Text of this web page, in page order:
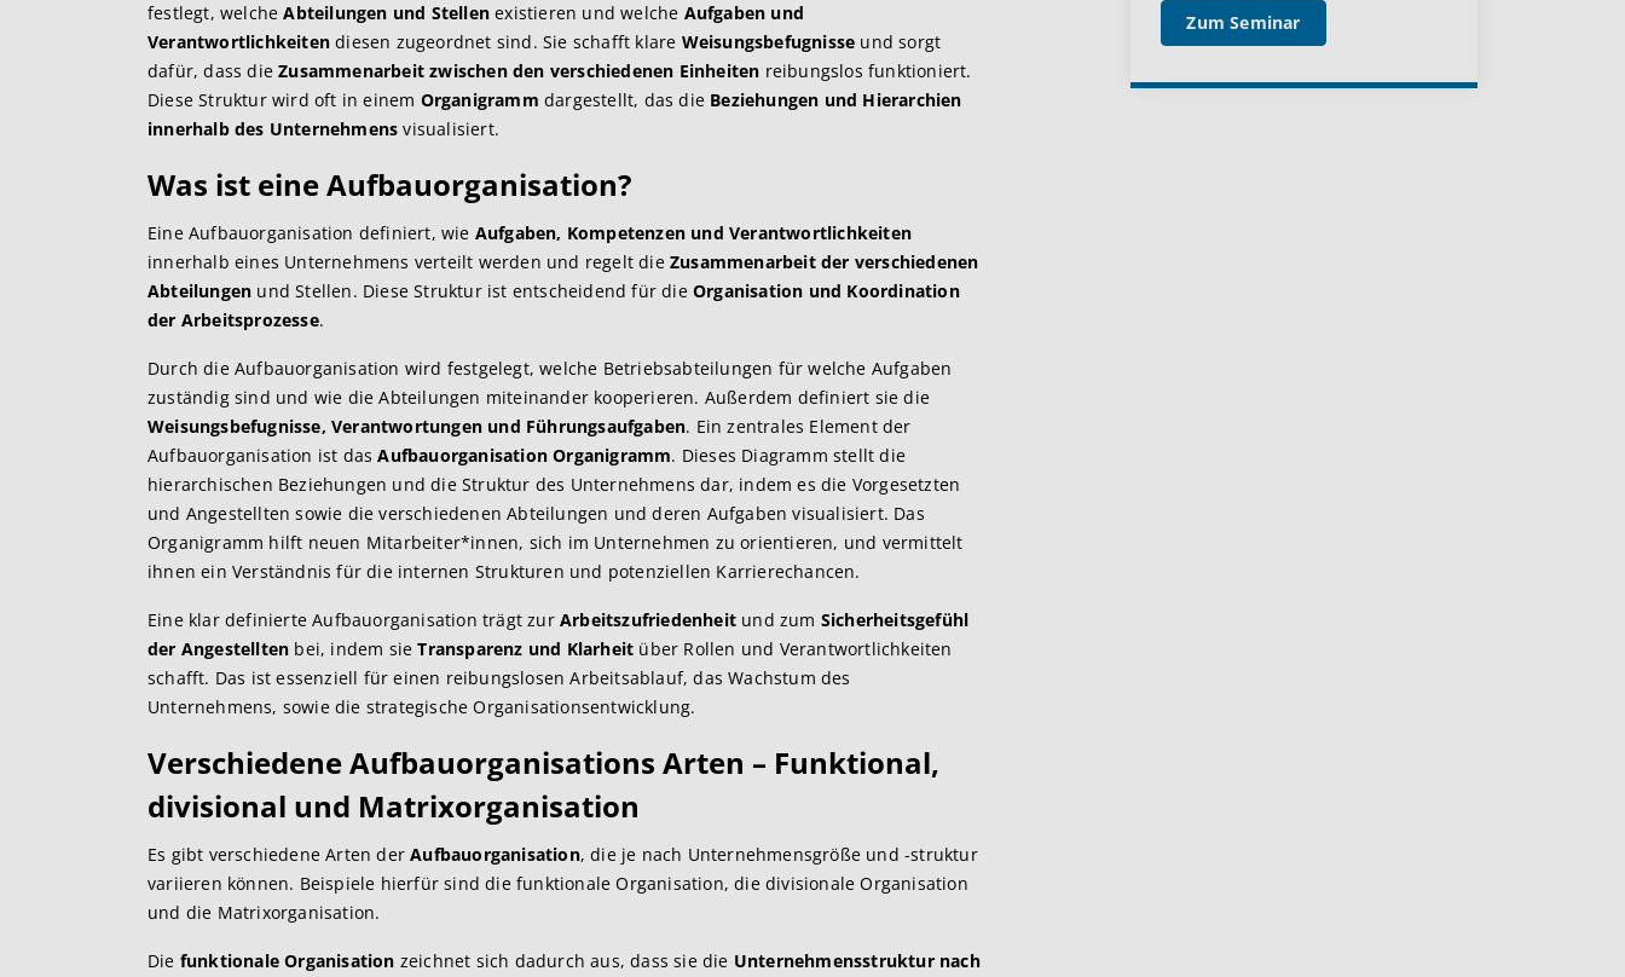
festlegt, welcheAbteilungen und Stellenexistieren und welche Aufgaben und
Verantwortlichkeiten diesen zugeordnet sind. Sie schafft klare Weisungsbefugnisse und sorgt
dafür, dass dieZusammenarbeit zwischen den verschiedenen Einheiten reibungslos funktioniert.
Diese Struktur wird oft in einem Organigramm dargestellt, das die Beziehungen und Hierarchien
innerhalb des Unternehmens visualisiert.
Was ist eine Aufbauorganisation?
Eine Aufbauorganisation definiert, wie Aufgaben, Kompetenzen und Verantwortlichkeiten
innerhalb eines Unternehmens verteilt werden und regelt dieZusammenarbeit der verschiedenen
Abteilungen und Stellen. Diese Struktur ist entscheidend für dieOrganisation und Koordination
der Arbeitsprozesse.
Durch die Aufbauorganisation wird festgelegt, welche Betriebsabteilungen für welche Aufgaben
zuständig sind und wie die Abteilungen miteinander kooperieren. Außerdem definiert sie die
Weisungsbefugnisse, Verantwortungen und Führungsaufgaben. Ein zentrales Element der
Aufbauorganisation ist dasAufbauorganisation Organigramm. Dieses Diagramm stellt die
hierarchischen Beziehungen und die Struktur des Unternehmens dar, indem es die Vorgesetzten
und Angestellten sowie die verschiedenen Abteilungen und deren Aufgaben visualisiert. Das
Organigramm hilft neuen Mitarbeiter*innen, sich im Unternehmen zu orientieren, und vermittelt
ihnen ein Verständnis für die internen Strukturen und potenziellen Karrierechancen.
Eine klar definierte Aufbauorganisation trägt zur Arbeitszufriedenheit und zum Sicherheitsgefühl
der Angestellten bei, indem sieTransparenz und Klarheit über Rollen und Verantwortlichkeiten
schafft. Das ist essenziell für einen reibungslosen Arbeitsablauf, das Wachstum des
Unternehmens, sowie die strategische Organisationsentwicklung.
Verschiedene Aufbauorganisations Arten – Funktional,
divisional und Matrixorganisation
Es gibt verschiedene Arten derAufbauorganisation, die je nach Unternehmensgröße und -struktur
variieren können. Beispiele hierfür sind die funktionale Organisation, die divisionale Organisation
und die Matrixorganisation.
Die funktionale Organisation zeichnet sich dadurch aus, dass sie die Unternehmensstruktur nach
Zum Seminar